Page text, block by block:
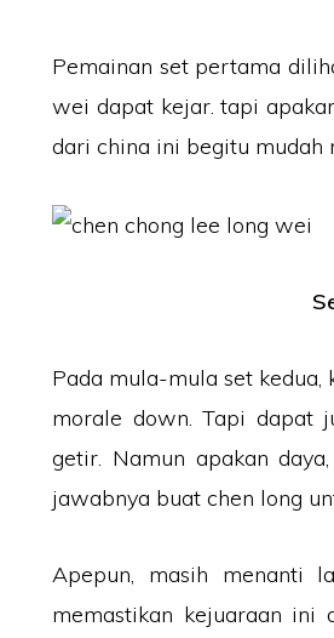
Pemainan set pertama
wei dapat kejar. tapi
dari china ini begitu mudah
Pada mula-mula set
morale down. Tapi dapat
getir. Namun apakan
jawabnya buat chen long
Apepun, masih menanti
memastikan kejuaraan ini